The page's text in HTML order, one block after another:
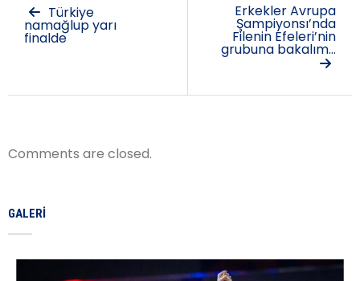
Türkiye
namağlup yarı
finalde
Erkekler Avrupa
Şampiyonsı’nda
Filenin Efeleri’nin
grubuna bakalım…
Comments are closed.
GALERI